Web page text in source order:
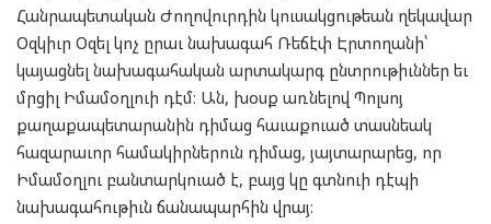
Հանրապետական Ժողովուրդին կուսակցութեան ղեկավար
Օզկիւր Օզել կոչ ըրաւ նախագահ Ռեճէփ Էրտողանի՝
կայացնել նախագահական արտակարգ ընտրութիւններ եւ
մրցիլ Իմամօղլուի դէմ։ Ան, խօսք առնելով Պոլսոյ
քաղաքապետարանին դիմաց հաւաքուած տասնեակ
հազարաւոր համակիրներուն դիմաց, յայտարարեց, որ
Իմամօղլու բանտարկուած է, բայց կը գտնուի դէպի
նախագահութիւն ճանապարհին վրայ։